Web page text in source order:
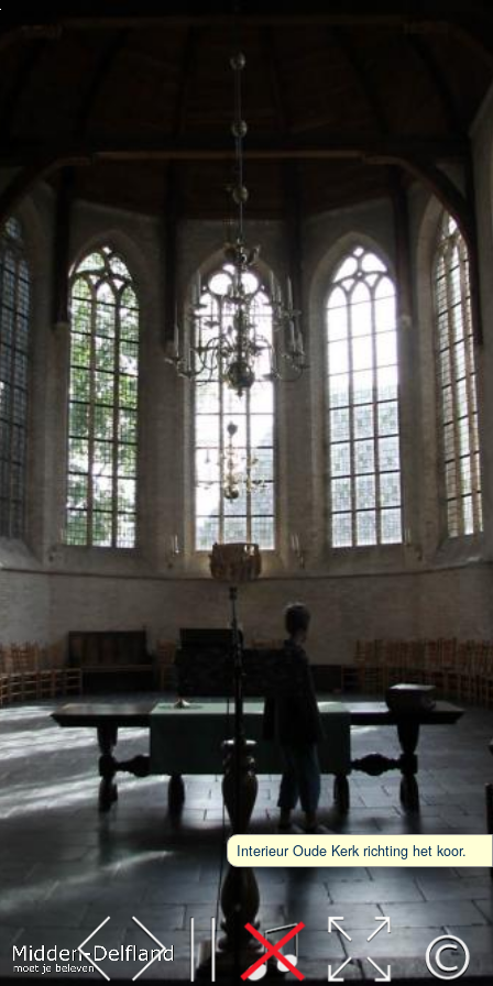
Leaflet| Map data ©OpenStreetMap
contributors,CC-BY-SA, Imagery © Mapbox
Interieur Oude Kerk richting het koor.